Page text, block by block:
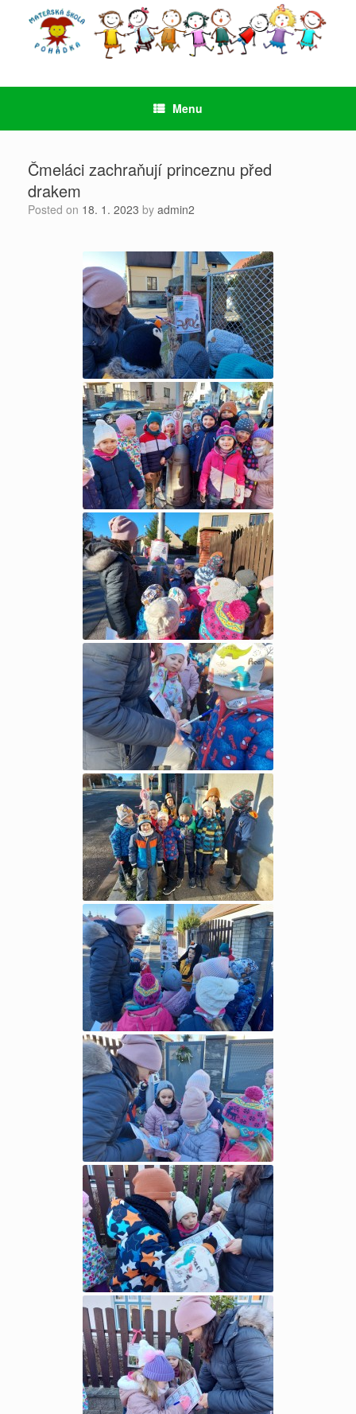
Menu
Čmeláci zachraňují princeznu před
drakem
Posted on 18. 1. 2023 by admin2